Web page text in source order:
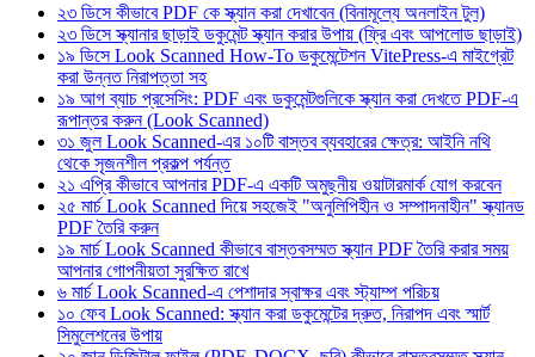
২৩ ডিসেকীভাবে PDF কে স্ক্যান করা দেখাবেন (বিনামূল্যে অনলাইন টুল)
২৩ ডিসেস্ক্যানার ছাড়াই ডকুমেন্ট স্ক্যান করার উপায় (ফ্রি এবং আপলোড ছাড়াই)
১৯ ডিসেLook Scanned How-To ডকুমেন্টেশন VitePress-এ মাইগ্রেট
করা উন্নত নিরাপত্তা সহ
১৯ আগব্যাচ প্রসেসিং: PDF এবং ডকুমেন্টগুলিকে স্ক্যান করা দেখতে PDF-এ
রূপান্তর করুন (Look Scanned)
৩১ জুলLook Scanned-এর ১০টি বাস্তব ব্যবহারের ক্ষেত্র: আইনি নথি
থেকে সৃজনশীল প্রকল্প পর্যন্ত
২১ এপ্রিকীভাবে আপনার PDF-এ একটি অমুছনীয় ওয়াটারমার্ক যোগ করবেন
২৫ মার্চ Look Scanned দিয়ে সহজেই "অনুলিপিহীন ও সম্পাদনাহীন" স্ক্যানড
PDF তৈরি করুন
১৯ মার্চ Look Scanned কীভাবে বাস্তবসম্মত স্ক্যান PDF তৈরি করার সময়
আপনার গোপনীয়তা সুরক্ষিত রাখে
৬ মার্চ Look Scanned-এ পেশাদার স্বাক্ষর এবং স্ট্যাম্প পরিচয়
১০ ফেবLook Scanned: স্ক্যান করা ডকুমেন্টের দ্রুত, নিরাপদ এবং স্মার্ট
সিমুলেশনের উপায়